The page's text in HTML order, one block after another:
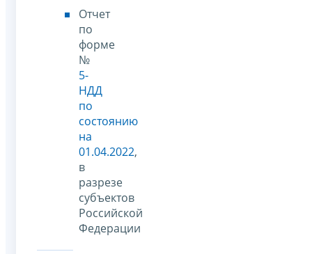
Отчет
по
форме
№
5-
НДД
по
состоянию
на
01.04.2022,
в
разрезе
субъектов
Российской
Федерации